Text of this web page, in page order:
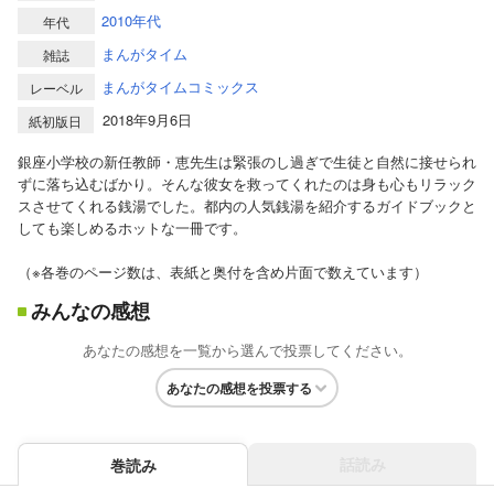
年代 2010年代
雑誌 まんがタイム
レーベル まんがタイムコミックス
紙初版日
2018年9月6日
銀座小学校の新任教師・恵先生は緊張のし過ぎで生徒と自然に接せられ
ずに落ち込むばかり。そんな彼女を救ってくれたのは身も心もリラック
スさせてくれる銭湯でした。都内の人気銭湯を紹介するガイドブックと
しても楽しめるホットな一冊です。
（※各巻のページ数は、表紙と奥付を含め片面で数えています）
みんなの感想
あなたの感想を一覧から選んで投票してください。
あなたの感想を投票する
巻読み